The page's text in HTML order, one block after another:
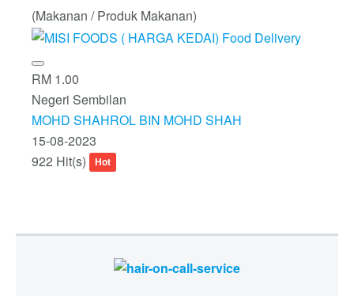
(Makanan / Produk Makanan)
RM 1.00
Negeri Sembilan
MOHD SHAHROL BIN MOHD SHAH
15-08-2023
922 Hit(s)
Hot